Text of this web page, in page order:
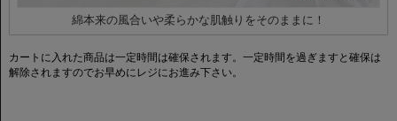
綿本来の風合いや柔らかな肌触りをそのままに！
カートに入れた商品は一定時間は確保されます。一定時間を過ぎますと確保は
解除されますのでお早めにレジにお進み下さい。